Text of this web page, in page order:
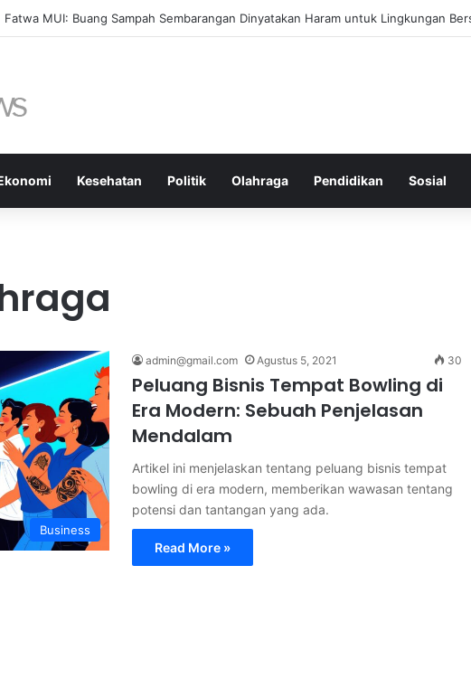
Pep Guardiola Bergembira Memiliki John Stones Kembali di Timnya
Kesehatan Politik Olahraga Pendidikan Sosial
Business
admin@gmail.com Agustus 5, 2021 30
Peluang Bisnis Tempat Bowling di
Era Modern: Sebuah Penjelasan
Mendalam
Artikel ini menjelaskan tentang peluang bisnis tempat
bowling di era modern, memberikan wawasan tentang
potensi dan tantangan yang ada.
Read More »